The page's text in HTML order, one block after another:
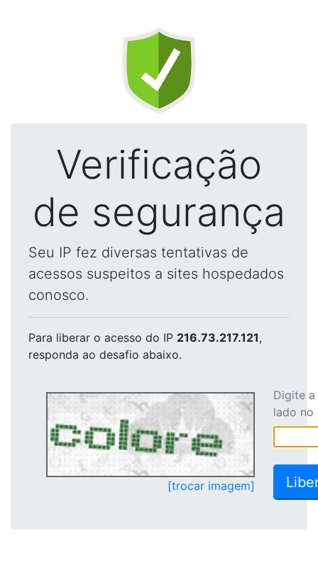
Verificação
de segurança
Seu IP fez diversas tentativas de
acessos suspeitos a sites hospedados
conosco.
Para liberar o acesso do IP 216.73.217.121,
responda ao desafio abaixo.
[trocar imagem]
Digite
lado no